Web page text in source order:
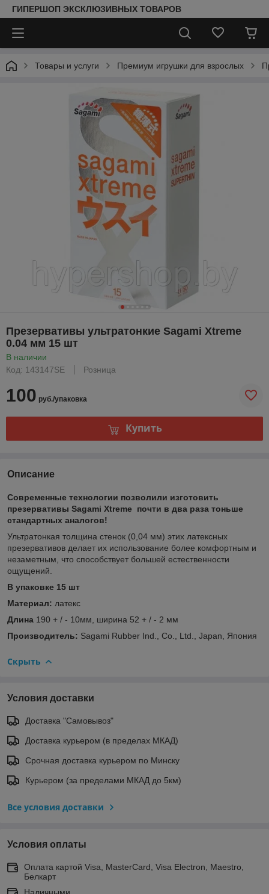
ГИПЕРШОП ЭКСКЛЮЗИВНЫХ ТОВАРОВ
Товары и услуги Премиум игрушки для взрослых
Презервативы ультратонкие Sagami Xtreme
0.04 мм 15 шт
В наличии
Код: 143147SE
Розница
100 руб./упаковка
Купить
Описание
Современные технологии позволили изготовить
презервативы Sagami Xtreme почти в два раза тоньше
стандартных аналогов!
Ультратонкая толщина стенок (0,04 мм) этих латексных
презервативов делает их использование более комфортным и
незаметным, что способствует большей естественности
ощущений.
В упаковке 15 шт
Материал: латекс
Длина 190 + / - 10мм, ширина 52 + / - 2 мм
Производитель: Sagami Rubber Ind., Co., Ltd., Japan, Япония
Скрыть
Условия доставки
Доставка "Самовывоз"
Доставка курьером (в пределах МКАД)
Срочная доставка курьером по Минску
Курьером (за пределами МКАД до 5км)
Все условия доставки
Условия оплаты
Оплата картой Visa, MasterCard, Visa Electron, Maestro,
Белкарт
Наличными